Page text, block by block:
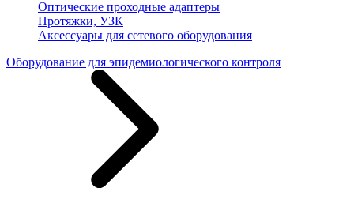
Оптические проходные адаптеры
Протяжки, УЗК
Аксессуары для сетевого оборудования
Оборудование для эпидемиологического контроля